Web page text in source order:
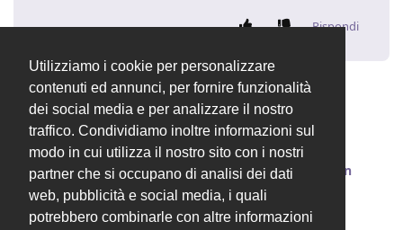
Utilizziamo i cookie per personalizzare
contenuti ed annunci, per fornire funzionalità
dei social media e per analizzare il nostro
traffico. Condividiamo inoltre informazioni sul
modo in cui utilizza il nostro sito con i nostri
partner che si occupano di analisi dei dati
web, pubblicità e social media, i quali
potrebbero combinarle con altre informazioni
Rispondi
Valentinaha chiuso la discussione9 ott 2023
Valentina ha cambiato il titolo in[RISOLTO] Non
funziona crea nua fattura 9 ott 2023